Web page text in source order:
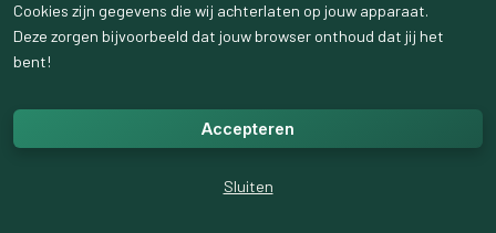
Cookies zijn gegevens die wij achterlaten op jouw apparaat.
Deze zorgen bijvoorbeeld dat jouw browser onthoud dat jij het
bent!
Accepteren
Sluiten